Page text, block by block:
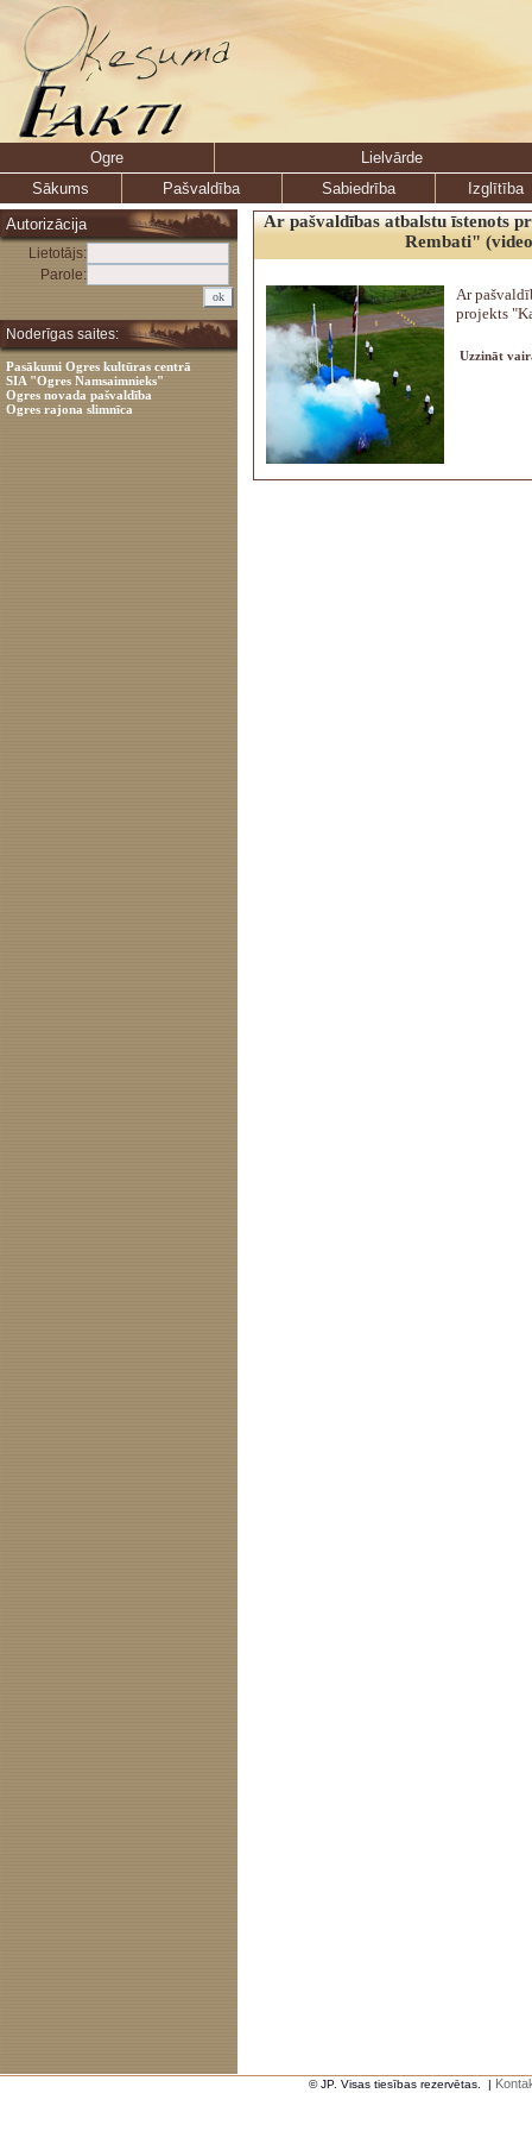
Ogre
Lielvārde
Sākums
Pašvaldība Sabiedrība
Izglītība
Autorizācija
Lietotājs:
Parole:
Noderīgas saites:
Pasākumi Ogres kultūras centrā
SIA "Ogres Namsaimnieks"
Ogres novada pašvaldība
Ogres rajona slimnīca
Ar pašvaldības atbalstu īstenots
Rembati"
Ar
projekts
Uzzināt
© JP. Visas tiesības rezervētas. |